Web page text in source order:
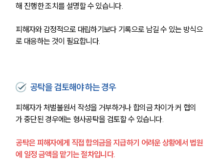
해 진행한 조치를 설명할 수 있습니다.
피해자와 감정적으로 대립하기보다 기록으로 남길 수 있는 방식으
로 대응하는 것이 필요합니다.
공탁을 검토해야 하는 경우
피해자가 처벌불원서 작성을 거부하거나 합의금 차이가 커 협의
가 중단된 경우에는 형사공탁을 검토할 수 있습니다.
공탁은 피해자에게 직접 합의금을 지급하기 어려운 상황에서 법원
에 일정 금액을 맡기는 절차입니다.